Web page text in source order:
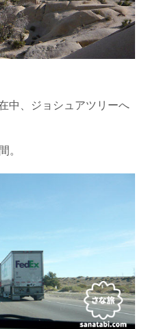
中、ジョシュアツリーへ
。